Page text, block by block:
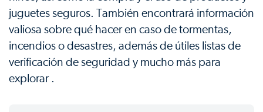
juguetes seguros. También encontrará información
valiosa sobre qué hacer en caso de tormentas,
incendios o desastres, además de útiles listas de
verificación de seguridad y mucho más para
explorar .